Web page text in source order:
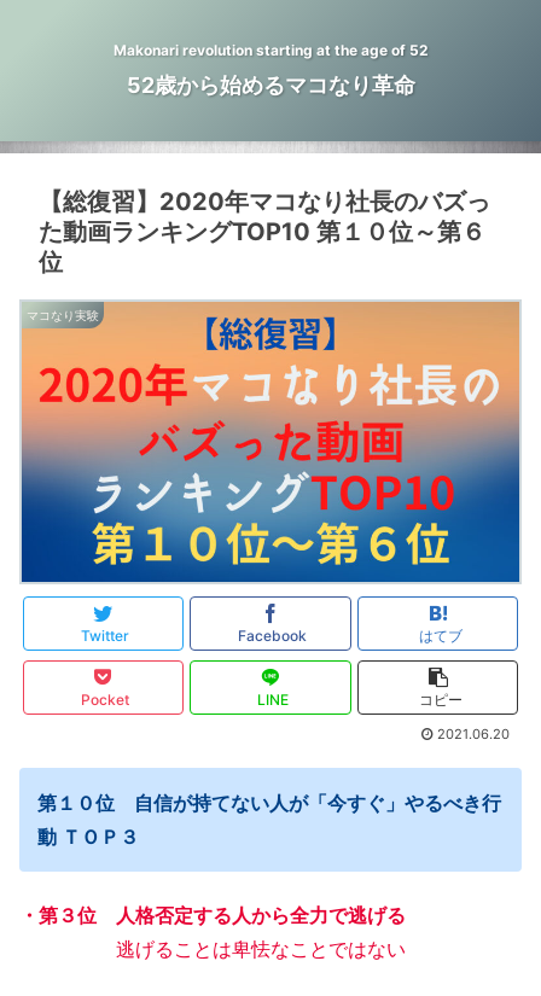
Makonari revolution starting at the age of 52
52歳から始めるマコなり革命
【総復習】2020年マコなり社長のバズっ
た動画ランキングTOP10 第１０位～第６
位
マコなり実験
Twitter Facebook はてブ
Pocket LINE コピー
2021.06.20
第１０位 自信が持てない人が「今すぐ」やるべき行
動 ＴＯＰ３
・第３位 人格否定する人から全力で逃げる
逃げることは卑怯なことではない